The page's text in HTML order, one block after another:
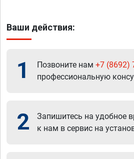
Ваши действия:
1 Позвоните нам +7 (8692)
профессиональную
2
Запишитесь на удобное
к нам в сервис на